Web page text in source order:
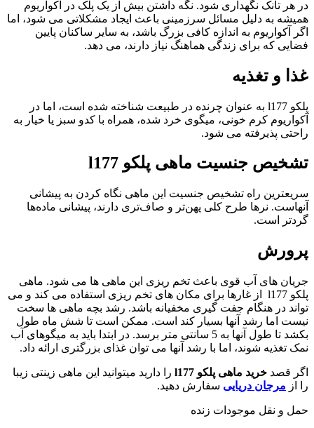
در هر تانک نگهداری شود. نگه داشتن بیش از یک پلک در آکواریوم
همیشه به دلیل مسائل سرزمینی باعث ایجاد مشکلاتی می شود، اما
اگر آکواریوم به اندازه کافی بزرگ باشد، به سایر ساکنان پایین
فضایی که برای زندگی هماهنگ نیاز دارند، می دهد.
غذا و تغذیه
پلکو l177 به عنوان چرنده در طبیعت شناخته شده است، اما در
آکواریوم کرم خونی، میگوی خرد شده، همراه با کدو سبز یا خیار به
راحتی پذیرفته می شود.
تشخیص جنسیت ماهی پلکو l177
سریعترین راه تشخیص جنسیت این ماهی نگاه کردن به پیشانی
آنهاست. نرها طرح کلی پهن‌تر و صاف‌تری دارند، پیشانی ماده‌ها
گردتر است.
پرورش
جریان های آب قوی باعث تخم ریزی این ماهی ها می شود. ماهی
پلکو l177 از غارها برای مکان های تخم ریزی استفاده می کند و می
تواند در هنگام جفت گیری مخفیانه باشد. رشد بچه ماهی ها سخت
نیست اما رشد آنها بسیار کند است. ممکن است تا شش ماه طول
بکشد تا طول آنها به 5 سانتی متر برسد. در ابتدا باید به میگوهای آب
نمک تغذیه شوند، اما با رشد آنها می توان غذای بزرگتری ارائه داد.
اگر قصد خرید ماهی پلکو l177
را دارید میتوانید این ماهی زینتی زیبا
را از مرجان دریایی سفارش دهید.
حمل و نقل موجودات زنده